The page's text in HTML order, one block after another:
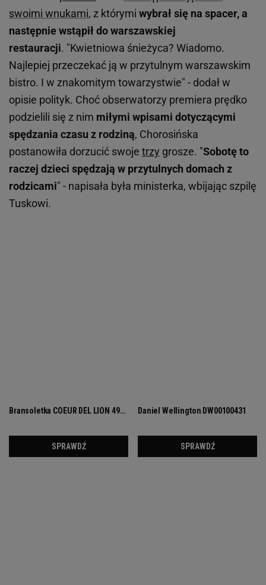
swoimi wnukami, z którymi wybrał się na spacer, a
następnie wstąpił do warszawskiej
restauracji. "Kwietniowa śnieżyca? Wiadomo.
Najlepiej przeczekać ją w przytulnym warszawskim
bistro. I w znakomitym towarzystwie" - dodał w
opisie polityk. Choć obserwatorzy premiera prędko
podzielili się z nim miłymi wpisami dotyczącymi
spędzania czasu z rodziną, Chorosińska
postanowiła dorzucić swoje trzy grosze. "Sobotę to
raczej dzieci spędzają w przytulnych domach z
rodzicami" - napisała była ministerka, wbijając szpilę
Tuskowi.